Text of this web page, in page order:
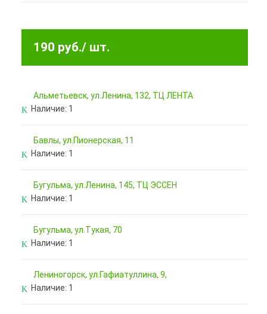
190 руб./ шт.
Альметьевск, ул.Ленина, 132, ТЦ ЛЕНТА
Наличие: 1
Бавлы, ул.Пионерская, 11
Наличие: 1
Бугульма, ул.Ленина, 145, ТЦ ЭССЕН
Наличие: 1
Бугульма, ул.Тукая, 70
Наличие: 1
Лениногорск, ул.Гафиатуллина, 9,
Наличие: 1